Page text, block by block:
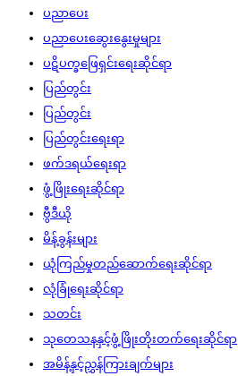
ပညာပေး
ပညာပေးဆွေးနွေးမှုများ
ပဋိပက္ခဖြေရှင်းရေးဆိုင်ရာ
ပြည်တွင်း
ပြည်တွင်း
ပြည်တွင်းရေးရာ
ဖက်ဒရယ်ရေးရာ
ဖွံ့ဖြိုးရေးဆိုင်ရာ
ဗွီဒီယို
မိန့်ခွန်းများ
ယုံကြည်မှုတည်ဆောက်ရေးဆိုင်ရာ
လုံခြုံရေးဆိုင်ရာ
သတင်း
သုတေသနနှင့်ဖွံ့ဖြိုးတိုးတက်ရေးဆိုင်ရာ
အမိန့်နှင့်ညွှန်ကြားချက်များ